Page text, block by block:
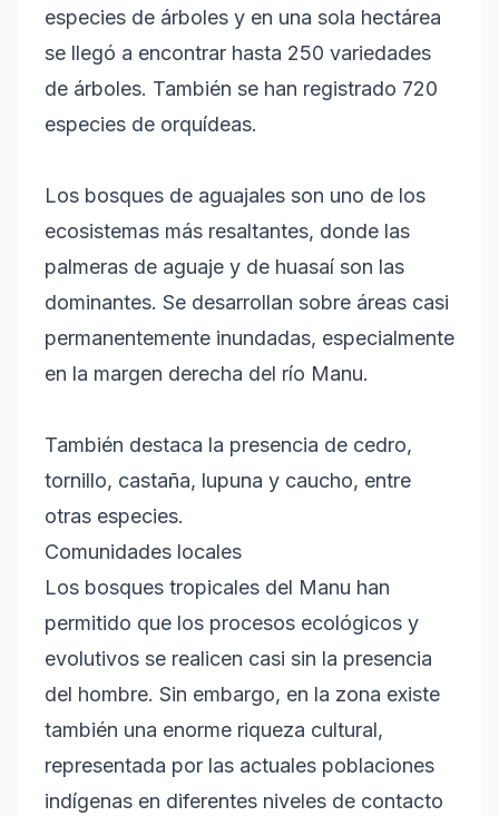
especies de árboles y en una sola hectárea
se llegó a encontrar hasta 250 variedades
de árboles. También se han registrado 720
especies de orquídeas.
Los bosques de aguajales son uno de los
ecosistemas más resaltantes, donde las
palmeras de aguaje y de huasaí son las
dominantes. Se desarrollan sobre áreas casi
permanentemente inundadas, especialmente
en la margen derecha del río Manu.
También destaca la presencia de cedro,
tornillo, castaña, lupuna y caucho, entre
otras especies.
Comunidades locales
Los bosques tropicales del Manu han
permitido que los procesos ecológicos y
evolutivos se realicen casi sin la presencia
del hombre. Sin embargo, en la zona existe
también una enorme riqueza cultural,
representada por las actuales poblaciones
indígenas en diferentes niveles de contacto